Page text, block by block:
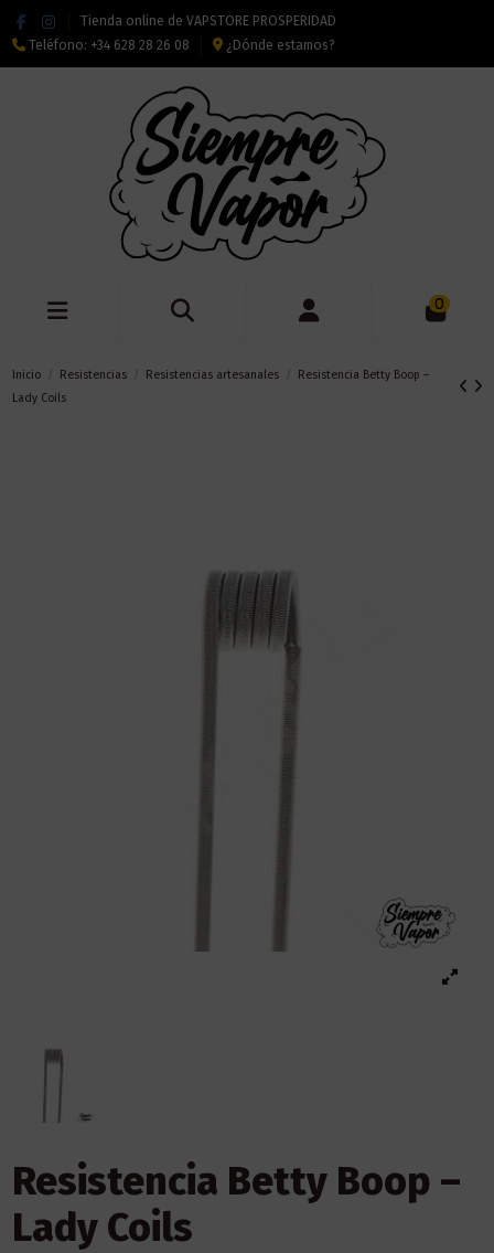
Tienda online de VAPSTORE PROSPERIDAD
Teléfono: +34 628 28 26 08 ¿Dónde estamos?
0
Inicio Resistencias Resistencias artesanales
Resistencia Betty Boop –
Lady Coils
Resistencia Betty Boop –
Lady Coils